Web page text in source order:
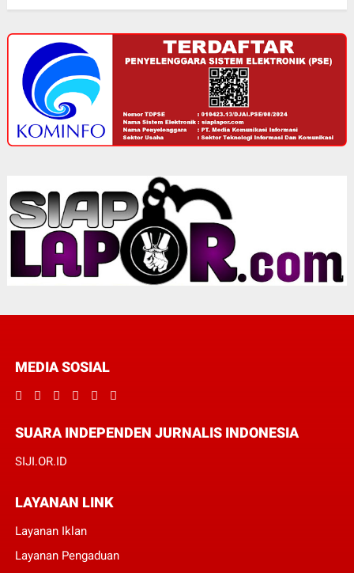
MEDIA SOSIAL
SUARA INDEPENDEN JURNALIS INDONESIA
SIJI.OR.ID
LAYANAN LINK
Layanan Iklan
Layanan Pengaduan